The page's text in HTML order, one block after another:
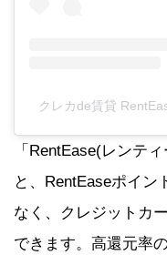
クレカde賃貸
「RentEase(レンテ
と、RentEaseポイン
なく、クレジットカ
できます。高還元率